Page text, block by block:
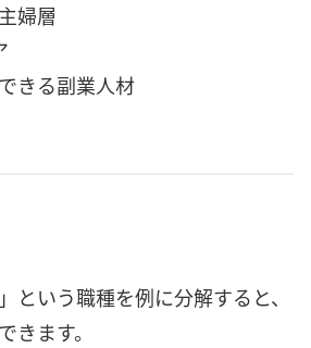
婦層
きる副業人材
という職種を例に分解すると、
きます。